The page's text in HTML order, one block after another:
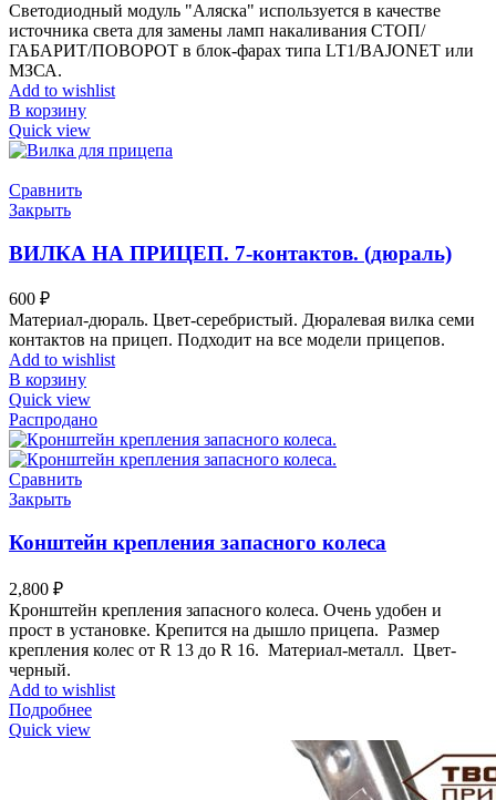
Светодиодный модуль "Аляска" используется в качестве
источника света для замены ламп накаливания СТОП/
ГАБАРИТ/ПОВОРОТ в блок-фарах типа LT1/BAJONET или
МЗСА.
Add to wishlist
В корзину
Quick view
Сравнить
Закрыть
ВИЛКА НА ПРИЦЕП. 7-контактов. (дюраль)
600 ₽
Материал-дюраль. Цвет-серебристый. Дюралевая вилка семи
контактов на прицеп. Подходит на все модели прицепов.
Add to wishlist
В корзину
Quick view
Распродано
Сравнить
Закрыть
Конштейн крепления запасного колеса
2,800 ₽
Кронштейн крепления запасного колеса. Очень удобен и
прост в установке. Крепится на дышло прицепа. Размер
крепления колес от R 13 до R 16. Материал-металл. Цвет-
черный.
Add to wishlist
Подробнее
Quick view